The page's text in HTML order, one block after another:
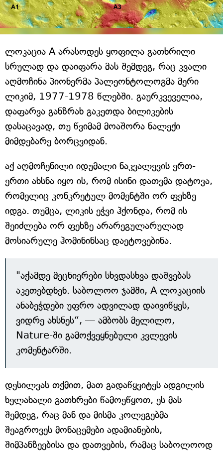
ლოკაცია A არასოდეს ყოფილა გათხრილი
სრულად და დაიფარა მას შემდეგ, რაც კვალი
აღმოჩინა პიონერმა პალეონტოლოგმა მერი
ლიკიმ, 1977-1978 წლებში. გაურკვეველია,
დაფარვა განზრახ გაკეთდა ბილიკების
დასაცავად, თუ წვიმამ მოაშორა ნალექი
მიმდებარე ბორცვიდან.
აქ აღმოჩენილი იდუმალი ნაკვალევის ერთ-
ერთი ახსნა იყო ის, რომ ისინი დათვმა დატოვა,
რომელიც კონკრეტულ მომენტში ორ ფეხზე
იდგა. თუმცა, ლიკის ეჭვი ჰქონდა, რომ ის
შეიძლება ორ ფეხზე არარეგულარულად
მოსიარულე ჰომინინსაც დაეტოვებინა.
"აქამდე მეცნიერები სხვდასხვა დაშვებას
აკეთებდნენ. საბოლოო ჯამში, A ლოკაციის
ანაბეჭდები უფრო ადვილად დაივიწყეს,
ვიდრე ახსნეს“, — ამბობს მელილო,
Nature-ში გამოქვეყნებული კვლევის
კომენტარში.
დესილვას თქმით, მათ გადაწყვიტეს ადგილის
ხელახალი გათხრები წამოეწყოთ, ეს მას
შემდეგ, რაც მან და მისმა კოლეგებმა
შეაგროვეს მონაცემები ადამიანების,
შიმპანზეებისა და დათვების, რამაც საბოლოოდ